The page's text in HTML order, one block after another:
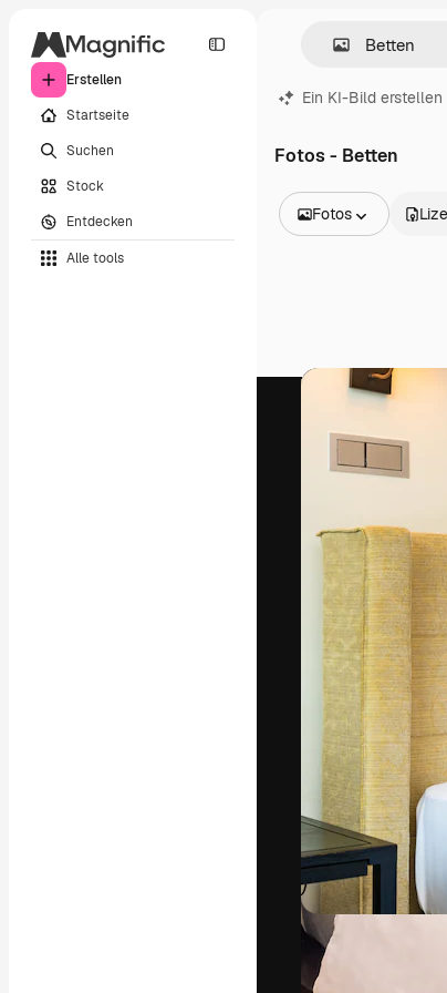
Erstellen
Startseite
Suchen
Stock
Entdecken
Alle tools
Ein KI-Bild erstellen
Fotos - Betten
Fotos
Videos
Filmmaterial
Videovorlagen
3D-Modelle
Arbeit